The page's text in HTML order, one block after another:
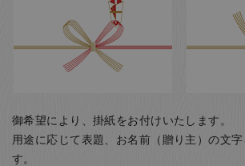
御希望により、掛紙をお付けいたします。
用途に応じて表題、お名前（贈り主）の文
す。